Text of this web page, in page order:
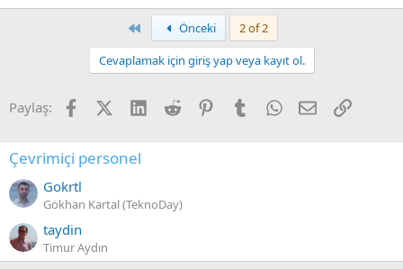
Önceki
2 of 2
Cevaplamak için giriş yap veya kayıt ol.
Paylaş: FacebookX (Twitter)
LinkedIn
Reddit PinterestTumblrWhatsApp
E-postaLink
Çevrimiçi personel
Gokrtl
Gökhan Kartal (TeknoDay)
taydin
Timur Aydın